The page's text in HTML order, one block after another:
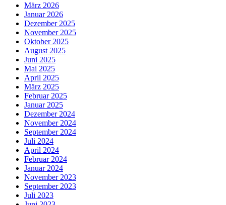
März 2026
Januar 2026
Dezember 2025
November 2025
Oktober 2025
August 2025
Juni 2025
Mai 2025
April 2025
März 2025
Februar 2025
Januar 2025
Dezember 2024
November 2024
September 2024
Juli 2024
April 2024
Februar 2024
Januar 2024
November 2023
September 2023
Juli 2023